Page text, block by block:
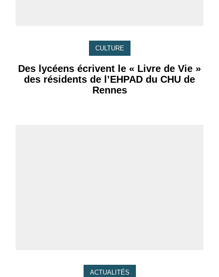
CULTURE
Des lycéens écrivent le « Livre de Vie »
des résidents de l’EHPAD du CHU de
Rennes
ACTUALITÉS